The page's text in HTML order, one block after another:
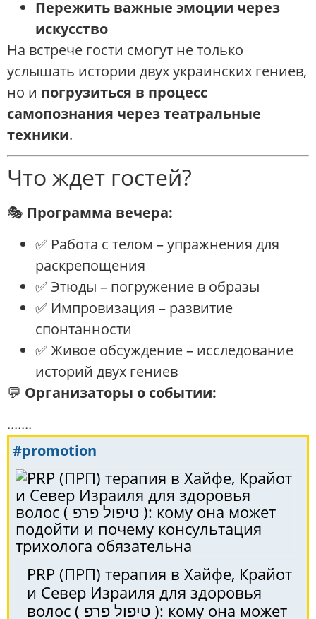
Пережить важные эмоции через
искусство
На встрече гости смогут не только
услышать истории двух украинских гениев,
но и погрузиться в процесс
самопознания через театральные
техники.
Что ждет гостей?
🎭 Программа вечера:
✅ Работа с телом – упражнения для
раскрепощения
✅ Этюды – погружение в образы
✅ Импровизация – развитие
спонтанности
✅ Живое обсуждение – исследование
историй двух гениев
💬 Организаторы о событии:
.......
#promotion
PRP (ПРП) терапия в Хайфе, Крайот
и Север Израиля для здоровья
волос ( טיפול פרפ ): кому она может